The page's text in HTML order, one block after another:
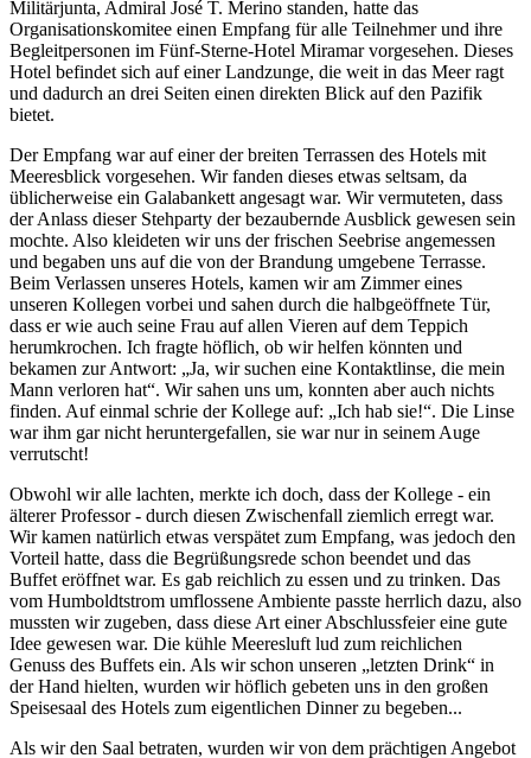
Militärjunta, Admiral José T. Merino standen, hatte das
Organisationskomitee einen Empfang für alle Teilnehmer und ihre
Begleitpersonen im Fünf-Sterne-Hotel Miramar vorgesehen. Dieses
Hotel befindet sich auf einer Landzunge, die weit in das Meer ragt
und dadurch an drei Seiten einen direkten Blick auf den Pazifik
bietet.
Der Empfang war auf einer der breiten Terrassen des Hotels mit
Meeresblick vorgesehen. Wir fanden dieses etwas seltsam, da
üblicherweise ein Galabankett angesagt war. Wir vermuteten, dass
der Anlass dieser Stehparty der bezaubernde Ausblick gewesen sein
mochte. Also kleideten wir uns der frischen Seebrise angemessen
und begaben uns auf die von der Brandung umgebene Terrasse.
Beim Verlassen unseres Hotels, kamen wir am Zimmer eines
unseren Kollegen vorbei und sahen durch die halbgeöffnete Tür,
dass er wie auch seine Frau auf allen Vieren auf dem Teppich
herumkrochen. Ich fragte höflich, ob wir helfen könnten und
bekamen zur Antwort:
Ja, wir suchen eine Kontaktlinse, die mein
Mann verloren hat . Wir sahen uns um, konnten aber auch nichts
finden. Auf einmal schrie der Kollege auf:
Ich hab sie! . Die Linse
war ihm gar nicht heruntergefallen, sie war nur in seinem Auge
verrutscht!
Obwohl wir alle lachten, merkte ich doch, dass der Kollege - ein
älterer Professor - durch diesen Zwischenfall ziemlich erregt war.
Wir kamen natürlich etwas verspätet zum Empfang, was jedoch den
Vorteil hatte, dass die Begrüßungsrede schon beendet und das
Buffet eröffnet war. Es gab reichlich zu essen und zu trinken. Das
vom Humboldtstrom umflossene Ambiente passte herrlich dazu, also
mussten wir zugeben, dass diese Art einer Abschlussfeier eine gute
Idee gewesen war. Die kühle Meeresluft lud zum reichlichen
Genuss des Buffets ein. Als wir schon unseren
letzten Drink
in
der Hand hielten, wurden wir höflich gebeten uns in den großen
Speisesaal des Hotels zum eigentlichen Dinner zu begeben...
Als wir den Saal betraten, wurden wir von dem prächtigen Angebot